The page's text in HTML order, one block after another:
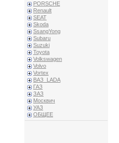
PORSCHE
Renault
SEAT
Skoda
SsangYong
Subaru
Suzuki
Toyota
Volkswagen
Volvo
Vortex
ВАЗ_LADA
ГАЗ
ЗАЗ
Москвич
УАЗ
ОБЩЕЕ